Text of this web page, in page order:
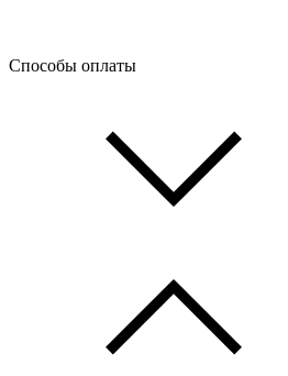
Способы оплаты